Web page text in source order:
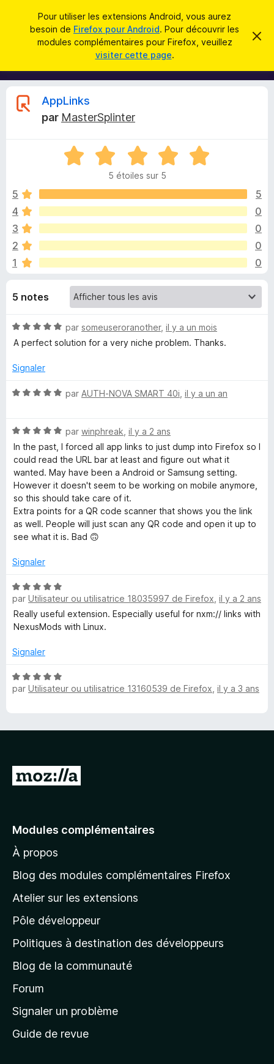
Pour utiliser les extensions Android, vous aurez
besoin de Firefox pour Android. Pour découvrir les
modules complémentaires pour Firefox, veuillez
visiter cette page.
C
M
o
u
o
u
r
l
n
a
v
i
g
a
e
u
i
f
o
x
Connexion
e
C
t
i
q
s
p
o
u
r
A
p
p
L
i
n
k
s
AppLinks
par MasterSplinter
N
é
s
r
5 étoiles sur 5
5
5
4
0
3
0
2
0
1
0
5 notes
N
o
é
s
5
par someuseroranother, il y a un mois
A perfect solution for a very niche problem. Thanks.
Signaler
N
é
5
s
u
r
5
par AUTH-NOVA SMART 40i il y a un an
N
o
t
é
5
s
u
r
5
par winphreak il y a 2 ans
In the past, I forced all app links to just dump into Firefox so I
could read the URL bar at least and figure out what it
wanted. May have been a Android or Samsung setting.
However it doesn't seem to be working on mobile anymore,
so this should take care of it.
Extra points for a QR code scanner that shows you the link
as well. People will just scan any QR code and open it up to
see what it is. Bad 🙃
Signaler
N
o
t
é
s
r
5
par Utilisateur ou utilisatrice 18035997 de Firefox il y a 2 ans
Really useful extension. Especially useful for nxm:// links with
NexusMods with Linux.
Signaler
N
o
5
r
5
par Utilisateur ou utilisatrice 13160539 de Firefox il y a 3 ans
A
e
à
l
p
a
g
d
a
c
Modules complémentaires
À propos
Blog des modules complémentaires Firefox
Atelier sur les extensions
Pôle développeur
Politiques à destination des développeurs
Blog de la communauté
Forum
Signaler un problème
Guide de revue